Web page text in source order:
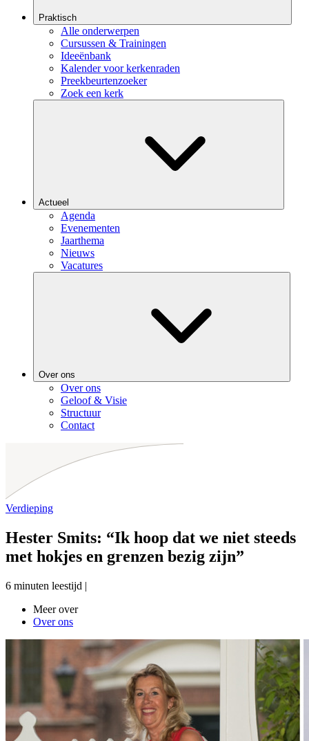
Praktisch
Alle onderwerpen
Cursussen & Trainingen
Ideeënbank
Kalender voor kerkenraden
Preekbeurtenzoeker
Zoek een kerk
Actueel
Agenda
Evenementen
Jaarthema
Nieuws
Vacatures
Over ons
Over ons
Geloof & Visie
Structuur
Contact
Verdieping
Hester Smits: “Ik hoop dat we niet steeds
met hokjes en grenzen bezig zijn”
6 minuten leestijd |
Meer over
Over ons